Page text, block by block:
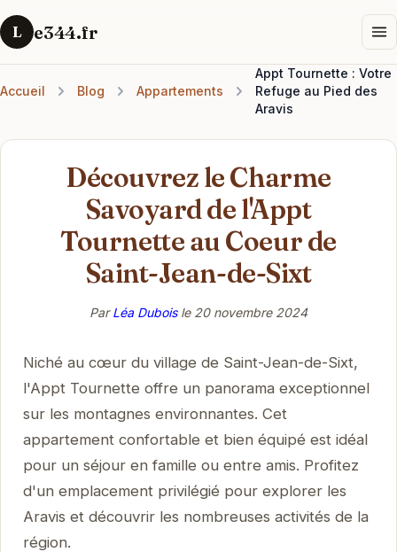
L e344.fr
Accueil Blog Appartements
Appt Tournette : Votre
Refuge au Pied des
Aravis
Découvrez le Charme
Savoyard de l'Appt
Tournette au Coeur de
Saint-Jean-de-Sixt
ParLéa Duboisle 20 novembre 2024
Niché au cœur du village de Saint-Jean-de-Sixt,
l'Appt Tournette offre un panorama exceptionnel
sur les montagnes environnantes. Cet
appartement confortable et bien équipé est idéal
pour un séjour en famille ou entre amis. Profitez
d'un emplacement privilégié pour explorer les
Aravis et découvrir les nombreuses activités de la
région.